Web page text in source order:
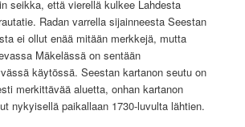
seikka, että vierellä kulkee Lahdesta
Radan varrella sijainneesta Seestan
ei ollut enää mitään merkkejä, mutta
Mäkelässä on sentään
käytössä. Seestan kartanon seutu on
merkittävää aluetta, onhan kartanon
nykyisellä paikallaan 1730-luvulta lähtien.